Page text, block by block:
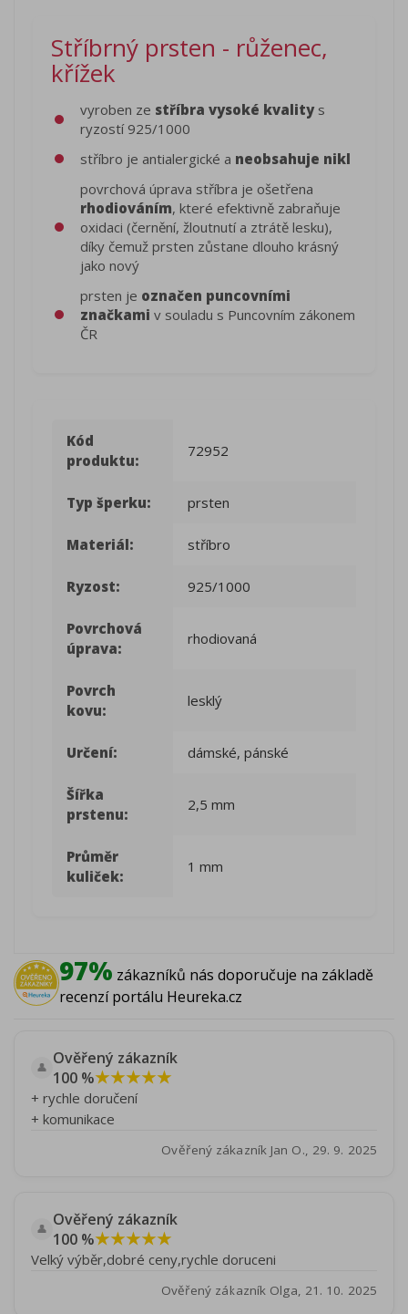
Stříbrný prsten - růženec,
křížek
vyroben ze stříbra vysoké kvalitys
ryzostí 925/1000
stříbro je antialergické a neobsahuje nikl
povrchová úprava stříbra je ošetřena
rhodiováním, které efektivně zabraňuje
oxidaci (černění, žloutnutí a ztrátě lesku),
díky čemuž prsten zůstane dlouho krásný
jako nový
prsten je označen puncovními
značkami v souladu s Puncovním zákonem
ČR
Kód
produktu:
72952
Typ šperku: prsten
Materiál: stříbro
Ryzost: 925/1000
Povrchová
úprava:
rhodiovaná
Povrch
kovu:
lesklý
Určení: dámské, pánské
Šířka
prstenu:
2,5 mm
Průměr
kuliček:
1 mm
97% zákazníků nás doporučuje na základě
recenzí portálu Heureka.cz
👤 Ověřený zákazník
100 %★★★★★
+ rychle doručení
+ komunikace
Ověřený zákazník Jan O., 29. 9. 2025
👤 Ověřený zákazník
100 %★★★★★
Velký výběr,dobré ceny,rychle doruceni
Ověřený zákazník Olga, 21. 10. 2025